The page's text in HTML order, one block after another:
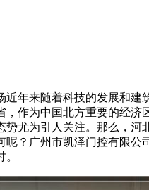
近年来随着科技的发展和建
，作为中国北方重要的经济
势尤为引人关注。那么，河
呢？广州市凯泽门控有限公